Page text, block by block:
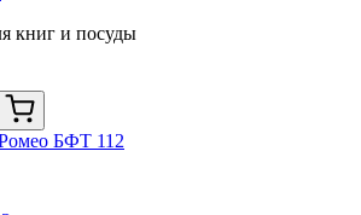
книг и посуды